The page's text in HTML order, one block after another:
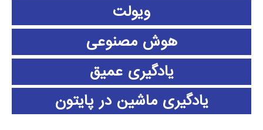
ویولت
هوش مصنوعی
یادگیری عمیق
یادگیری ماشین در پایتون